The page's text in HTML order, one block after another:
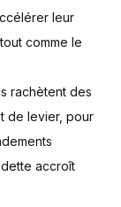
leur
comme le
rachètent des
de levier, pour
accroît